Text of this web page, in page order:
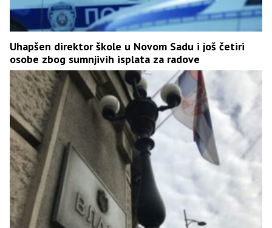
Uhapšen direktor škole u Novom Sadu i još četiri
osobe zbog sumnjivih isplata za radove